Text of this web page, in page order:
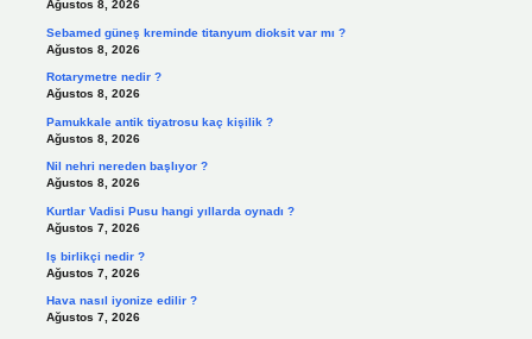
Ağustos 8, 2026
Sebamed güneş kreminde titanyum dioksit var mı ?
Ağustos 8, 2026
Rotarymetre nedir ?
Ağustos 8, 2026
Pamukkale antik tiyatrosu kaç kişilik ?
Ağustos 8, 2026
Nil nehri nereden başlıyor ?
Ağustos 8, 2026
Kurtlar Vadisi Pusu hangi yıllarda oynadı ?
Ağustos 7, 2026
Iş birlikçi nedir ?
Ağustos 7, 2026
Hava nasıl iyonize edilir ?
Ağustos 7, 2026